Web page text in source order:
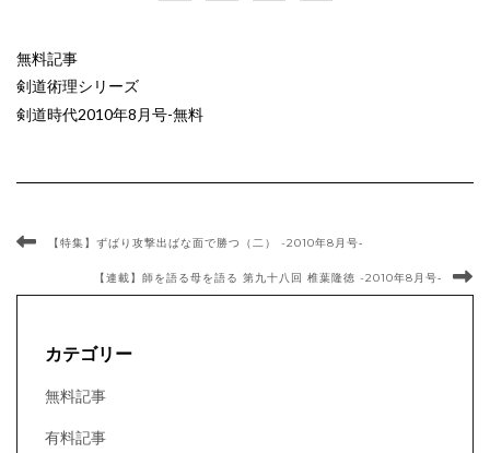
無料記事
剣道術理シリーズ
剣道時代2010年8月号-無料
【特集】ずばり攻撃出ばな面で勝つ（二） -2010年8月号‐
【連載】師を語る母を語る 第九十八回 椎葉隆徳 -2010年8月号‐
カテゴリー
無料記事
有料記事